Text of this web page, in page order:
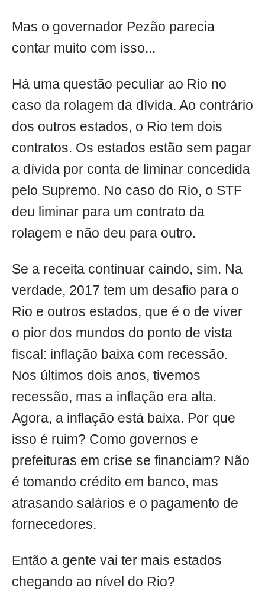
Mas o governador Pezão parecia
contar muito com isso...
Há uma questão peculiar ao Rio no
caso da rolagem da dívida. Ao contrário
dos outros estados, o Rio tem dois
contratos. Os estados estão sem pagar
a dívida por conta de liminar concedida
pelo Supremo. No caso do Rio, o STF
deu liminar para um contrato da
rolagem e não deu para outro.
Se a receita continuar caindo, sim. Na
verdade, 2017 tem um desafio para o
Rio e outros estados, que é o de viver
o pior dos mundos do ponto de vista
fiscal: inflação baixa com recessão.
Nos últimos dois anos, tivemos
recessão, mas a inflação era alta.
Agora, a inflação está baixa. Por que
isso é ruim? Como governos e
prefeituras em crise se financiam? Não
é tomando crédito em banco, mas
atrasando salários e o pagamento de
fornecedores.
Então a gente vai ter mais estados
chegando ao nível do Rio?